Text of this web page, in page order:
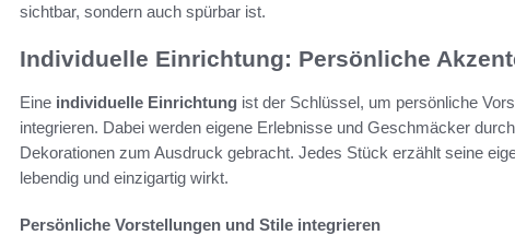
sichtbar, sondern auch spürbar ist.
Individuelle Einrichtung: Persönliche
Eine individuelle Einrichtung ist der Schlüssel, um persönliche
integrieren. Dabei werden eigene Erlebnisse und Geschmäcker
Dekorationen zum Ausdruck gebracht. Jedes Stück erzählt seine
lebendig und einzigartig wirkt.
Persönliche Vorstellungen und Stile integrieren